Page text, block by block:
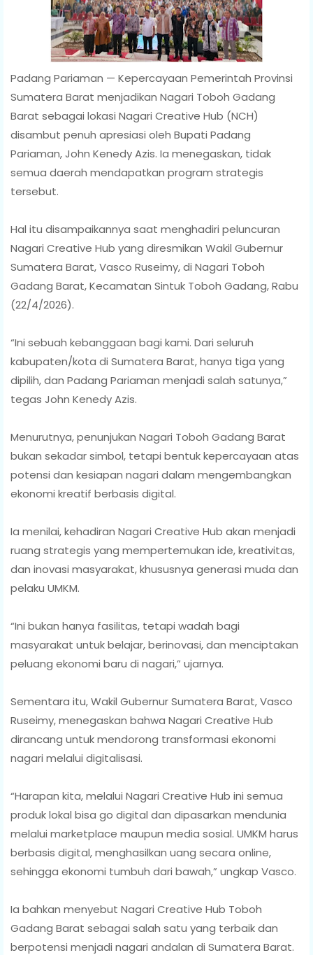
Padang Pariaman — Kepercayaan Pemerintah Provinsi
Sumatera Barat menjadikan Nagari Toboh Gadang
Barat sebagai lokasi Nagari Creative Hub (NCH)
disambut penuh apresiasi oleh Bupati Padang
Pariaman, John Kenedy Azis. Ia menegaskan, tidak
semua daerah mendapatkan program strategis
tersebut.
Hal itu disampaikannya saat menghadiri peluncuran
Nagari Creative Hub yang diresmikan Wakil Gubernur
Sumatera Barat, Vasco Ruseimy, di Nagari Toboh
Gadang Barat, Kecamatan Sintuk Toboh Gadang, Rabu
(22/4/2026).
“Ini sebuah kebanggaan bagi kami. Dari seluruh
kabupaten/kota di Sumatera Barat, hanya tiga yang
dipilih, dan Padang Pariaman menjadi salah satunya,”
tegas John Kenedy Azis.
Menurutnya, penunjukan Nagari Toboh Gadang Barat
bukan sekadar simbol, tetapi bentuk kepercayaan atas
potensi dan kesiapan nagari dalam mengembangkan
ekonomi kreatif berbasis digital.
Ia menilai, kehadiran Nagari Creative Hub akan menjadi
ruang strategis yang mempertemukan ide, kreativitas,
dan inovasi masyarakat, khususnya generasi muda dan
pelaku UMKM.
“Ini bukan hanya fasilitas, tetapi wadah bagi
masyarakat untuk belajar, berinovasi, dan menciptakan
peluang ekonomi baru di nagari,” ujarnya.
Sementara itu, Wakil Gubernur Sumatera Barat, Vasco
Ruseimy, menegaskan bahwa Nagari Creative Hub
dirancang untuk mendorong transformasi ekonomi
nagari melalui digitalisasi.
“Harapan kita, melalui Nagari Creative Hub ini semua
produk lokal bisa go digital dan dipasarkan mendunia
melalui marketplace maupun media sosial. UMKM harus
berbasis digital, menghasilkan uang secara online,
sehingga ekonomi tumbuh dari bawah,” ungkap Vasco.
Ia bahkan menyebut Nagari Creative Hub Toboh
Gadang Barat sebagai salah satu yang terbaik dan
berpotensi menjadi nagari andalan di Sumatera Barat.